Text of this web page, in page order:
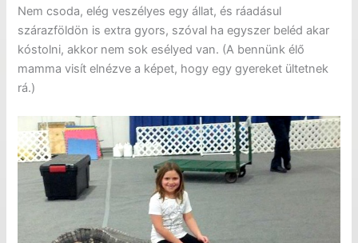
Nem csoda, elég veszélyes egy állat, és ráadásul
szárazföldön is extra gyors, szóval ha egyszer beléd akar
kóstolni, akkor nem sok esélyed van. (A bennünk élő
mamma visít elnézve a képet, hogy egy gyereket ültetnek
rá.)